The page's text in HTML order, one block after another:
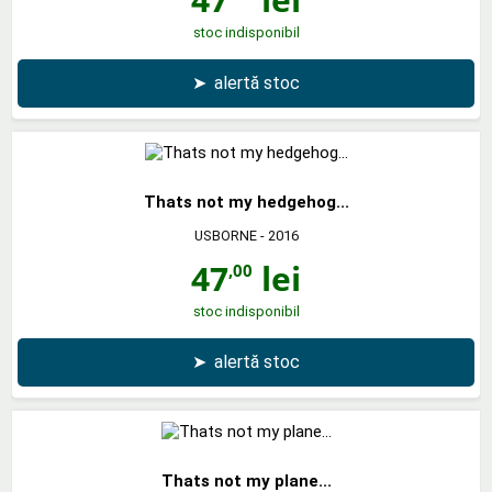
stoc indisponibil
➤ alertă stoc
Thats not my hedgehog...
USBORNE- 2016
47,00 lei
stoc indisponibil
➤ alertă stoc
Thats not my plane...